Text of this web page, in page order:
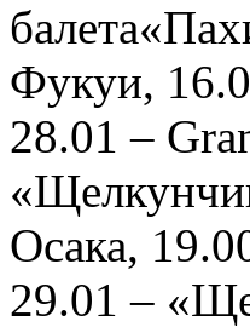
Фукуи,
28.01 –
Осака,
29.01 –